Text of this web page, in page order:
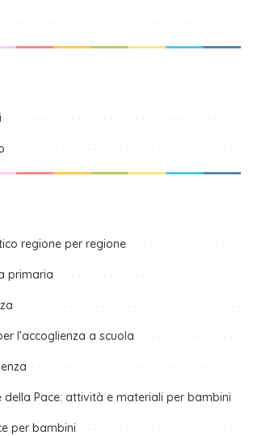
regione per regione
primaria
l’accoglienza a scuola
della Pace: attività e materiali per bambini
per bambini